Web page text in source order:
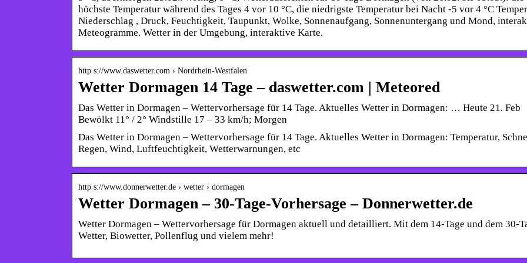
höchste Temperatur während des Tages 4 vor 10 °C, die niedrigste Temperatur bei Nacht -5 vor 4 °C
Niederschlag , Druck, Feuchtigkeit, Taupunkt, Wolke, Sonnenaufgang, Sonnenuntergang und Mond,
Meteogramme. Wetter in der Umgebung, interaktive Karte.
http s://www.daswetter.com › Nordrhein-Westfalen
Wetter Dormagen 14 Tage – daswetter.com | Meteored
Das Wetter in Dormagen – Wettervorhersage für 14 Tage. Aktuelles Wetter in Dormagen: … Heute 21. Feb
Bewölkt 11° / 2° Windstille 17 – 33 km/h; Morgen
Das Wetter in Dormagen – Wettervorhersage für 14 Tage. Aktuelles Wetter in Dormagen: Temperatur,
Regen, Wind, Luftfeuchtigkeit, Wetterwarnungen, etc
http s://www.donnerwetter.de › wetter › dormagen
Wetter Dormagen – 30-Tage-Vorhersage – Donnerwetter.de
Wetter Dormagen – Wettervorhersage für Dormagen aktuell und detailliert. Mit dem 14-Tage und dem 30-
Wetter, Biowetter, Pollenflug und vielem mehr!